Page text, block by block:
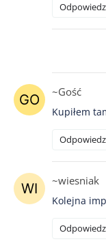
Odpowiedz
~Gość
Kupiłem
Odpowiedz
~wiesniak
Kolejna
Odpowiedz